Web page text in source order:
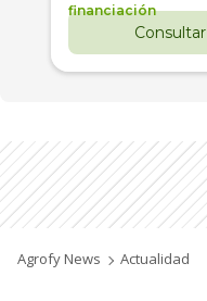
financiación
Consultar
Agrofy News Actualidad